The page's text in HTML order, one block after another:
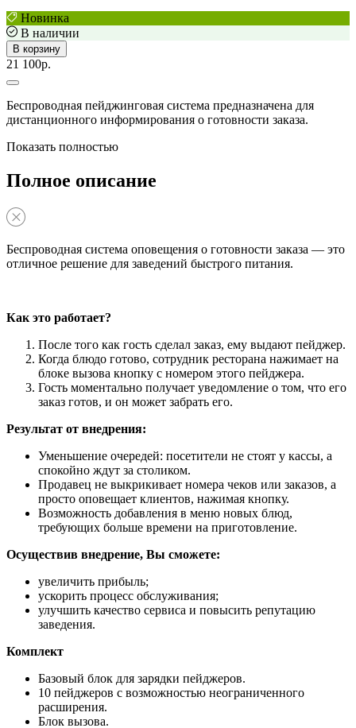
Новинка
В наличии
В корзину
21 100р.
Беспроводная пейджинговая система предназначена для
дистанционного информирования о готовности заказа.
Показать полностью
Полное описание
Беспроводная система оповещения о готовности заказа — это
отличное решение для заведений быстрого питания.
Как это работает?
После того как гость сделал заказ, ему выдают пейджер.
Когда блюдо готово, сотрудник ресторана нажимает на
блоке вызова кнопку с номером этого пейджера.
Гость моментально получает уведомление о том, что его
заказ готов, и он может забрать его.
Результат от внедрения:
Уменьшение очередей: посетители не стоят у кассы, а
спокойно ждут за столиком.
Продавец не выкрикивает номера чеков или заказов, а
просто оповещает клиентов, нажимая кнопку.
Возможность добавления в меню новых блюд,
требующих больше времени на приготовление.
Осуществив внедрение, Вы сможете:
увеличить прибыль;
ускорить процесс обслуживания;
улучшить качество сервиса и повысить репутацию
заведения.
Комплект
Базовый блок для зарядки пейджеров.
10 пейджеров с возможностью неограниченного
расширения.
Блок вызова.